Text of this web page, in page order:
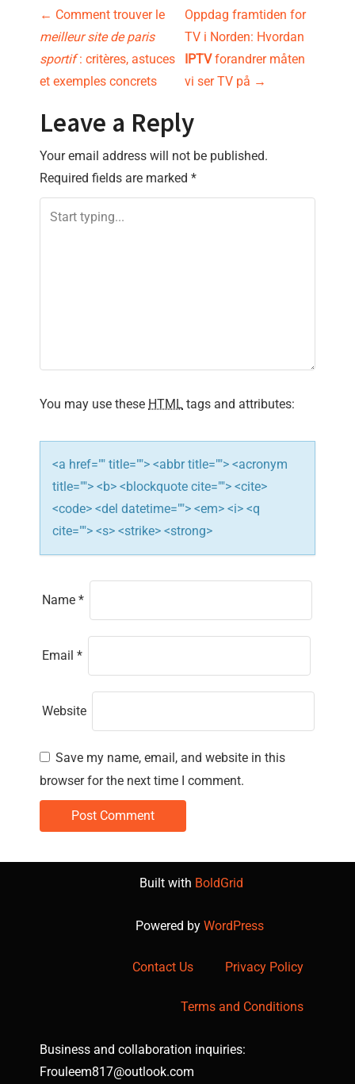
P
o
s
t
n
a
v
t
i
o
n
← Comment trouver le
meilleur site de paris
sportif: critères, astuces
et exemples concrets
Oppdag framtiden for
TV i Norden: Hvordan
IPTVforandrer måten
vi ser TV på →
Leave a Reply
Your email address will not be published.
Required fields are marked *
You may use these HTML tags and attributes:
<a href="" title=""> <abbr title=""> <acronym
title=""> <b> <blockquote cite=""> <cite>
<code> <del datetime=""> <em> <i> <q
cite=""> <s> <strike> <strong>
Name *
Email *
Website
Save my name, email, and website in this
browser for the next time I comment.
Built with BoldGrid
Powered by WordPress
Contact Us Privacy Policy
Terms and Conditions
Business and collaboration inquiries:
Frouleem817@outlook.com